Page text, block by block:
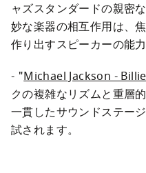
ャズスタンダードの親密
妙な楽器の相互作用は、
作り出すスピーカーの能力
- "Michael Jackson -
クの複雑なリズムと重層
一貫したサウンドステー
試されます。